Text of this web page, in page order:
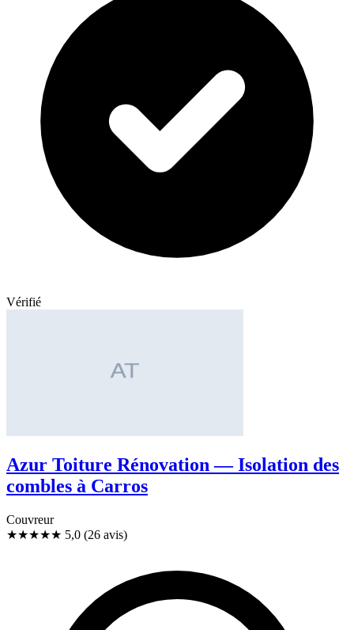
Vérifié
Azur Toiture Rénovation — Isolation des
combles à Carros
Couvreur
★★★★★ 5,0 (26 avis)